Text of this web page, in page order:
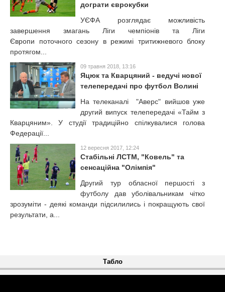
дограти єврокубки
УЄФА розглядає можливість
завершення змагань Ліги чемпіонів та Ліги
Європи поточного сезону в режимі тритижневого блоку
протягом...
09 травня 2018, 13:16
Яцюк та Кварцяний - ведучі нової
телепередачі про футбол Волині
На телеканалі "Аверс" вийшов уже
другий випуск телепередачі «Тайм з
Кварцяним». У студії традиційно спілкувалися голова
Федерації...
12 вересня 2017, 12:24
Стабільні ЛСТМ, "Ковель" та
сенсаційна "Олімпія"
Другий тур обласної першості з
футболу дав уболівальникам чітко
зрозуміти - деякі команди підсилились і покращують свої
результати, а...
Табло